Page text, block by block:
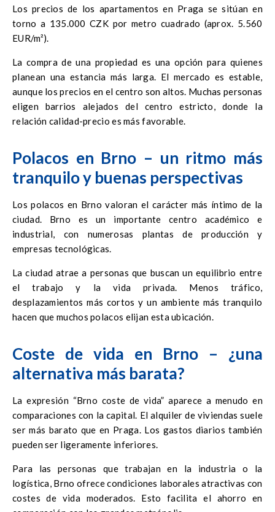
Los precios de los apartamentos en Praga se sitúan en
torno a 135.000 CZK por metro cuadrado (aprox. 5.560
EUR/m²).
La compra de una propiedad es una opción para quienes
planean una estancia más larga. El mercado es estable,
aunque los precios en el centro son altos. Muchas personas
eligen barrios alejados del centro estricto, donde la
relación calidad-precio es más favorable.
Polacos en Brno – un ritmo más
tranquilo y buenas perspectivas
Los polacos en Brno valoran el carácter más íntimo de la
ciudad. Brno es un importante centro académico e
industrial, con numerosas plantas de producción y
empresas tecnológicas.
La ciudad atrae a personas que buscan un equilibrio entre
el trabajo y la vida privada. Menos tráfico,
desplazamientos más cortos y un ambiente más tranquilo
hacen que muchos polacos elijan esta ubicación.
Coste de vida en Brno – ¿una
alternativa más barata?
La expresión “Brno coste de vida” aparece a menudo en
comparaciones con la capital. El alquiler de viviendas suele
ser más barato que en Praga. Los gastos diarios también
pueden ser ligeramente inferiores.
Para las personas que trabajan en la industria o la
logística, Brno ofrece condiciones laborales atractivas con
costes de vida moderados. Esto facilita el ahorro en